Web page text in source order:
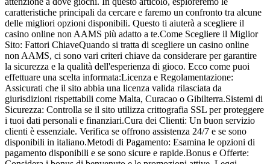
caratteristiche principali da cercare e faremo un confronto tra alcune
delle migliori opzioni disponibili. Questo ti aiuterà a scegliere il
casino online non AAMS più adatto a te.Come Scegliere il Miglior
Sito: Fattori ChiaveQuando si tratta di scegliere un casino online
non AAMS, ci sono vari criteri chiave da considerare per garantire
la sicurezza e la qualità dell'esperienza di gioco. Ecco come puoi
effettuare una scelta informata:Licenza e Regolamentazione:
Assicurati che il sito abbia una licenza valida rilasciata da
giurisdizioni rispettabili come Malta, Curacao o Gibilterra.Sistemi di
Sicurezza: Controlla se il sito utilizza crittografia SSL per proteggere
i tuoi dati personali e finanziari.Cura dei Clienti: Un buon servizio
clienti è essenziale. Verifica se offrono assistenza 24/7 e se sono
disponibili in italiano.Metodi di Pagamento: Esamina le opzioni di
pagamento disponibili e se sono sicure e rapide.Bonus e Offerte: